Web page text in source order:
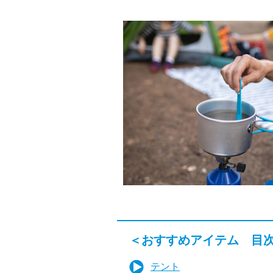
＜おすすめアイテム 目
テント